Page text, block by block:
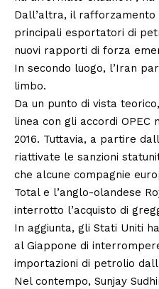
Dall’altra, il rafforzamento
principali esportatori di
nuovi rapporti di forza
In secondo luogo, l’Iran
limbo.
Da un punto di vista
linea con gli accordi OPEC
2016. Tuttavia, a partire
riattivate le sanzioni
che alcune compagnie
Total e l’anglo-olandese
interrotto l’acquisto di
In aggiunta, gli Stati Uniti
al Giappone di
importazioni di petrolio
Nel contempo, Sunjay